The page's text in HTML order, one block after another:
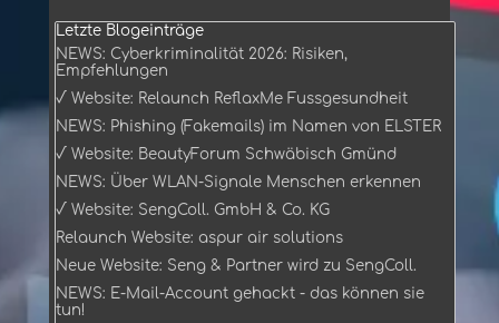
Block überspringen Letzte Blogeinträge
Letzte Blogeinträge
NEWS: Cyberkriminalität 2026: Risiken,
Empfehlungen
√ Website: Relaunch ReflaxMe Fussgesundheit
NEWS: Phishing (Fakemails) im Namen von ELSTER
√ Website: BeautyForum Schwäbisch Gmünd
NEWS: Über WLAN-Signale Menschen erkennen
√ Website: SengColl. GmbH & Co. KG
Relaunch Website: aspur air solutions
Neue Website: Seng & Partner wird zu SengColl.
NEWS: E-Mail-Account gehackt - das können sie
tun!